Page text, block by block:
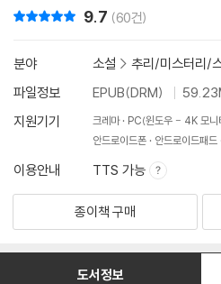
9.7 (60건)
분야 소설 > 추리/미스터리/
파일정보
EPUB(DRM)
지원기기
크레마 PC(윈도우 - 4K 모니
안드로이드폰
안드로이드패드
이용안내 TTS 가능
종이책 구매
도서정보